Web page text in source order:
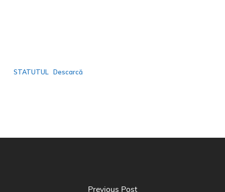
STATUTUL Descarcă
Previous Post